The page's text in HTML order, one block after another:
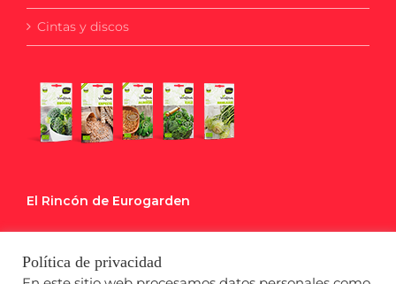
Cintas y discos
El Rincón de Eurogarden
Política de privacidad